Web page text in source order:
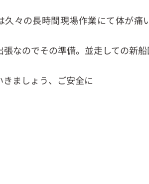
久々の長時間現場作業にて体が
張なのでその準備。並走しての新船
きましょう、ご安全に